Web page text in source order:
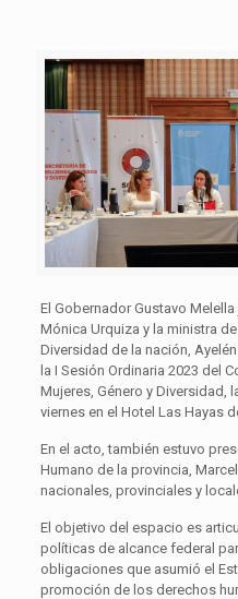
El Gobernador Gustavo
Mónica Urquiza y la ministra
Diversidad de la nación,
la I Sesión Ordinaria 2023 del
Mujeres, Género y Diversidad,
viernes en el Hotel Las Hayas
En el acto, también estuvo
Humano de la provincia,
nacionales, provinciales y
El objetivo del espacio es
políticas de alcance federal
obligaciones que asumió el
promoción de los derechos